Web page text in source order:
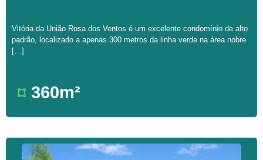
Vitória da União Rosa dos Ventos é um excelente condomínio de alto
padrão, localizado a apenas 300 metros da linha verde na área nobre
[…]
360m²